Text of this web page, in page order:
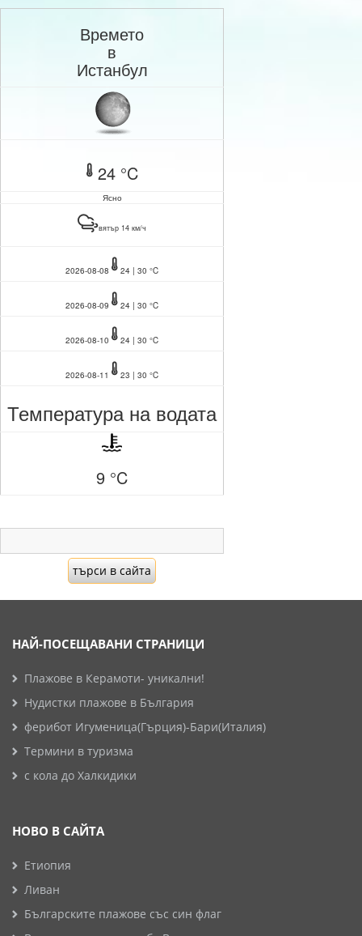
Времето
в
Истанбул
24 °C
Ясно
вятър 14 км/ч
2026-08-08 24 | 30 °C
2026-08-09 24 | 30 °C
2026-08-10 24 | 30 °C
2026-08-11 23 | 30 °C
Температура на водата
9 °C
НАЙ-ПОСЕЩАВАНИ СТРАНИЦИ
Плажове в Керамоти- уникални!
Нудистки плажове в България
ферибот Игуменица(Гърция)-Бари(Италия)
Термини в туризма
с кола до Халкидики
НОВО В САЙТА
Етиопия
Ливан
Българските плажове със син флаг